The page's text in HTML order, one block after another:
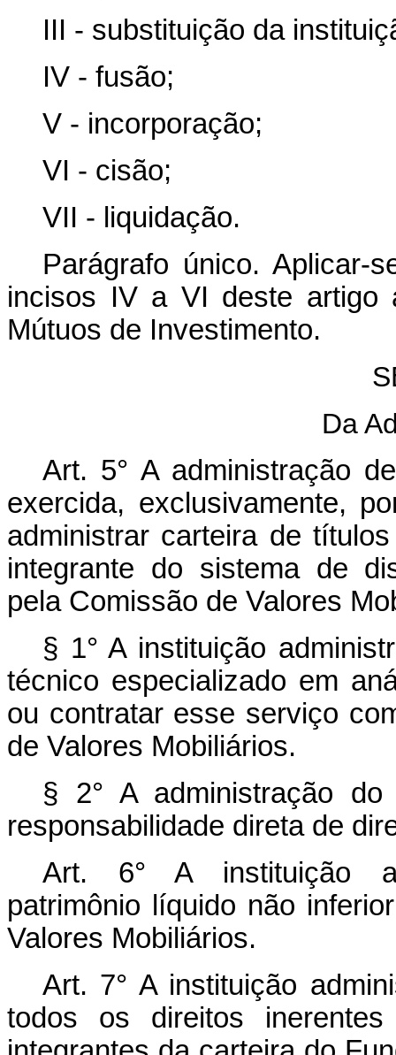
III - substituição da
IV - fusão;
V - incorporação;
VI - cisão;
VII - liquidação.
Parágrafo único. Aplicar-
incisos IV a VI deste artigo
Mútuos de Investimento.
Da
Art. 5° A administração
exercida, exclusivamente,
administrar carteira de
integrante do sistema de
pela Comissão de Valores
§ 1° A instituição
técnico especializado em
ou contratar esse serviço
de Valores Mobiliários.
§ 2° A administração
responsabilidade direta de
Art. 6° A instituição
patrimônio líquido não
Valores Mobiliários.
Art. 7° A instituição
todos os direitos